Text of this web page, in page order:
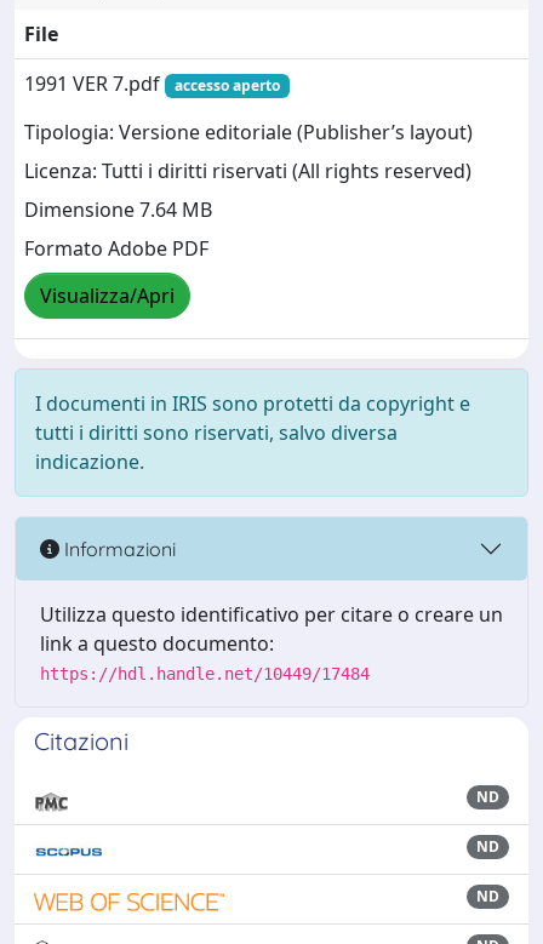
File
1991 VER 7.pdf
accesso aperto
Tipologia: Versione editoriale (Publisher’s layout)
Licenza: Tutti i diritti riservati (All rights reserved)
Dimensione 7.64 MB
Formato Adobe PDF
Visualizza/Apri
I documenti in IRIS sono protetti da copyright e
tutti i diritti sono riservati, salvo diversa
indicazione.
Informazioni
Utilizza questo identificativo per citare o creare un
link a questo documento:
https://hdl.handle.net/10449/17484
Citazioni
ND
ND
ND